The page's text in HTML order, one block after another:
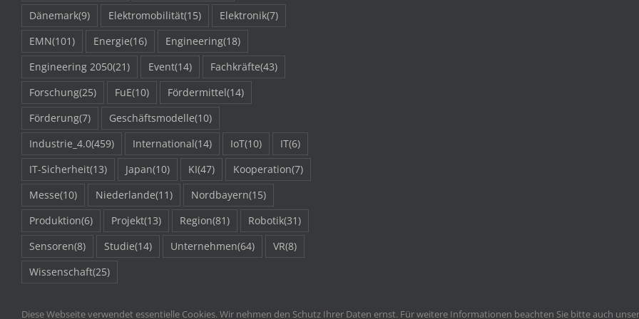
Dänemark(9) Elektromobilität(15) Elektronik(7)
EMN(101) Energie(16) Engineering(18)
Engineering 2050(21) Event(14) Fachkräfte(43)
Forschung(25) FuE(10) Fördermittel(14)
Förderung(7) Geschäftsmodelle(10)
Industrie_4.0(459) International(14) IoT(10) IT(6)
IT-Sicherheit(13) Japan(10) KI(47) Kooperation(7)
Messe(10) Niederlande(11) Nordbayern(15)
Produktion(6) Projekt(13) Region(81) Robotik(31)
Sensoren(8) Studie(14) Unternehmen(64) VR(8)
Wissenschaft(25)
Diese Webseite verwendet essentielle Cookies. Wir nehmen den Schutz Ihrer Daten ernst. Für weitere Informationen beachten Sie bitte auch